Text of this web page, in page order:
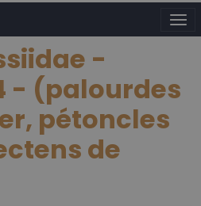
-
- (palourdes
pétoncles
de